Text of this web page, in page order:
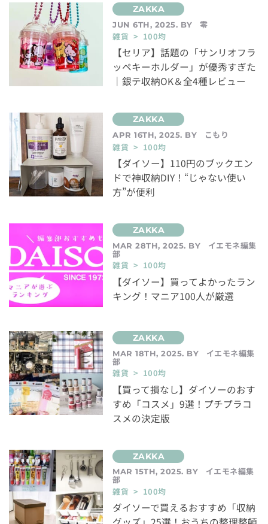
JUN 6TH, 2025. BY
零
雑貨 > 100均
【セリア】話題の「サンリオフラ
ッペキーホルダー」が優秀すぎた
｜銀テ収納OK＆全4種レビュー
APR 16TH, 2025. BY
こもり
雑貨 > 100均
【ダイソー】110円のブックエン
ドで神収納DIY！“じゃない使い
方”が便利
MAR 28TH, 2025. BY イエモネ編集
部
雑貨 > 100均
【ダイソー】買ってよかったラン
キング！マニア100人が厳選
MAR 18TH, 2025. BY イエモネ編集
部
雑貨 > 100均
【買って損なし】ダイソーのおす
すめ「コスメ」9選！プチプラコ
スメの決定版
MAR 15TH, 2025. BY イエモネ編集
部
雑貨 > 100均
ダイソーで買えるおすすめ「収納